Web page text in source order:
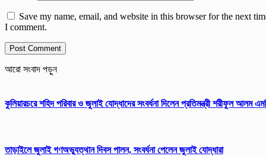
Save my name, email, and website in this browser for the next
I comment.
আরো সংবাদ পড়ুন
কুলিয়ারচরে শহিদ পরিবার ও জুলাই যোদ্ধাদের সংবর্ধনা দিলেন প্রতিমন্ত্রী শরীফুল আলম
তাড়াইলে জুলাই গণঅভ্যুত্থান দিবস পালন, সংবর্ধনা পেলেন জুলাই যোদ্ধারা